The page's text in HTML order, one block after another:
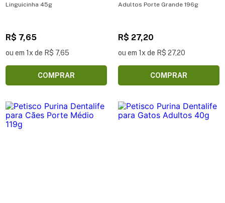
Linguicinha 45g
R$ 7,65
ou em 1x de R$ 7,65
COMPRAR
Adultos Porte Grande 196g
R$ 27,20
ou em 1x de R$ 27,20
COMPRAR